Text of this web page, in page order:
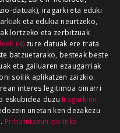
datuak), iragarki eta eduki
eta edukia neurtzeko,
lortzeko eta zerbitzuak
(4)zure datuak ere trata
batzuetarako, besteak beste
eta gailuaren ezaugarriak
soilik aplikatzen zaizkio.
interes legitimoa oinarri
eskubidea duzu Iragarkien
unetan ken dezakezu
Pribatutasun-politika